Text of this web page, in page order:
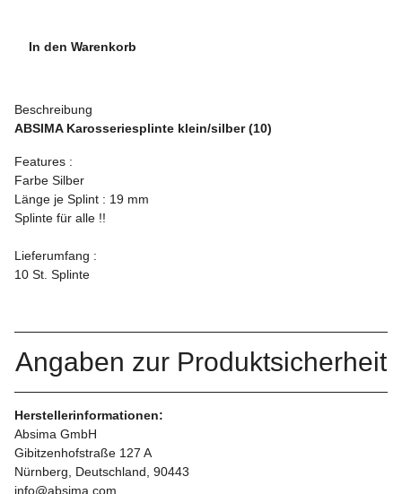
In den Warenkorb
Beschreibung
ABSIMA Karosseriesplinte klein/silber (10)
Features :
Farbe Silber
Länge je Splint : 19 mm
Splinte für alle !!
Lieferumfang :
10 St. Splinte
Angaben zur Produktsicherheit
Herstellerinformationen:
Absima GmbH
Gibitzenhofstraße 127 A
Nürnberg, Deutschland, 90443
info@absima.com